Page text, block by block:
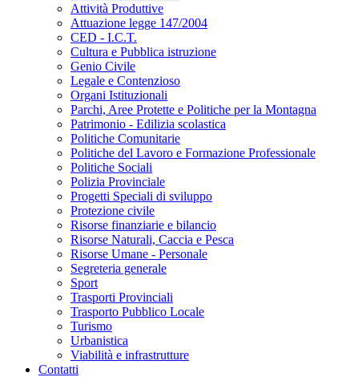
Attività Produttive
Attuazione legge 147/2004
CED - I.C.T.
Cultura e Pubblica istruzione
Genio Civile
Legale e Contenzioso
Organi Istituzionali
Parchi, Aree Protette e Politiche per la Montagna
Patrimonio - Edilizia scolastica
Politiche Comunitarie
Politiche del Lavoro e Formazione Professionale
Politiche Sociali
Polizia Provinciale
Progetti Speciali di sviluppo
Protezione civile
Risorse finanziarie e bilancio
Risorse Naturali, Caccia e Pesca
Risorse Umane - Personale
Segreteria generale
Sport
Trasporti Provinciali
Trasporto Pubblico Locale
Turismo
Urbanistica
Viabilità e infrastrutture
Contatti